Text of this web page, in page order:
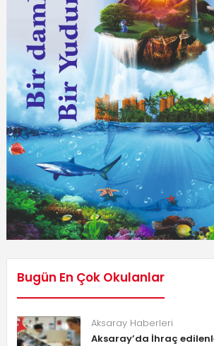
Bugün En Çok Okulanlar
Aksaray Haberleri
Aksaray’da İhraç